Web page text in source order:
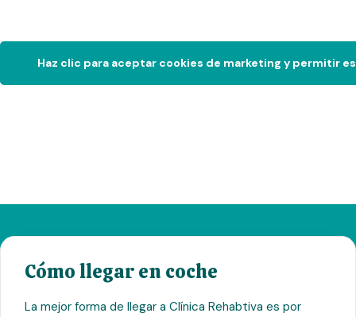
Haz clic para aceptar cookies de marketing y permitir
Cómo llegar en coche
La mejor forma de llegar a Clínica Rehabtiva es por